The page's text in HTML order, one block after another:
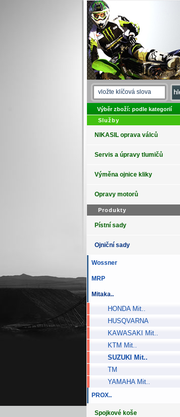
Výběr zboží: podle kategorií
Služby
NIKASIL oprava válců
Servis a úpravy tlumičů
Výměna ojnice kliky
Opravy motorů
Produkty
Pístní sady
Ojniční sady
Wossner
MRP
Mitaka..
HONDA Mit..
HUSQVARNA
KAWASAKI Mit..
KTM Mit..
SUZUKI Mit..
TM
YAMAHA Mit..
PROX..
Spojkové koše